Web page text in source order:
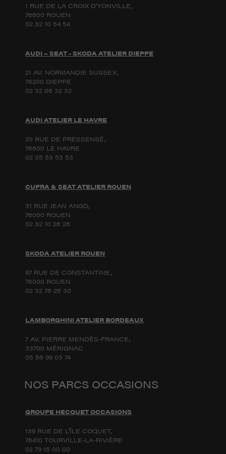
1 RUE DE LA CROIX D'YONVILLE,
76600 ROUEN
02 32 10 54 54
AUDI – SEAT - SKODA ATELIER DIEPPE
21 AV. NORMANDIE SUSSEX,
76200 DIEPPE
02 32 06 32 32
AUDI ATELIER LE HAVRE
20 RUE DE PRESSENSÉ,
76600 LE HAVRE
02 35 53 53 53
CUPRA & SEAT ATELIER ROUEN
31 RUE JEAN ANGO,
76000 ROUEN
02 32 10 26 26
SKODA ATELIER ROUEN
97 RUE DE CONSTANTINE,
76000 ROUEN
02 32 76 26 30
LAMBORGHINI ATELIER BORDEAUX
7 AV. PIERRE MENDÈS-FRANCE,
33700 MÉRIGNAC
05 56 99 03 74
NOS PARCS OCCASIONS
GROUPE HECQUET OCCASIONS
139 RUE DE L'ÎLE COQUET,
76410 TOURVILLE-LA-RIVIÈRE
02 79 15 00 00